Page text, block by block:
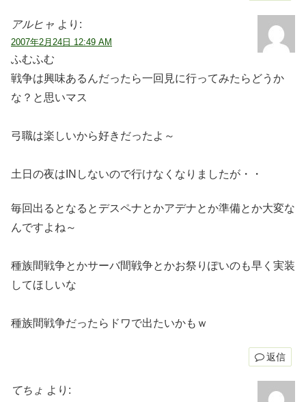
アルヒャ より:
2007年2月24日 12:49 AM
ふむふむ
戦争は興味あるんだったら一回見に行ってみたらどうか
な？と思いマス
弓職は楽しいから好きだったよ～
土日の夜はINしないので行けなくなりましたが・・
毎回出るとなるとデスペナとかアデナとか準備とか大変な
んですよね～
種族間戦争とかサーバ間戦争とかお祭りぽいのも早く実装
してほしいな
種族間戦争だったらドワで出たいかもｗ
返信
てちょ より: